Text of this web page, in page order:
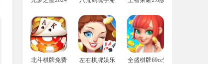
北斗棋牌免费安装包左右棋牌娱乐 全盛棋牌69cc安卓版